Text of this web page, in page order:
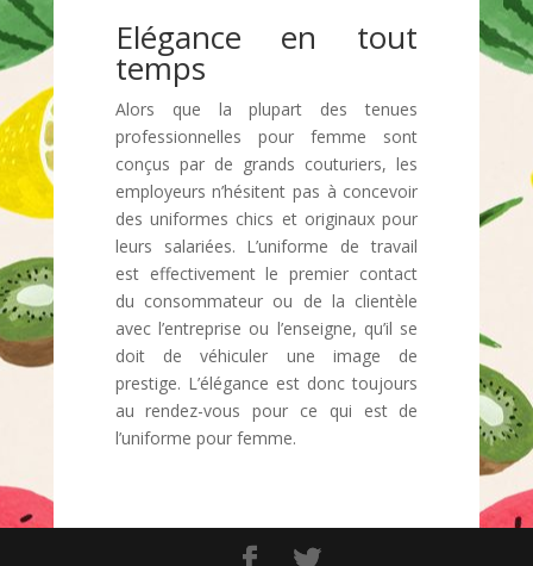
Elégance en tout
temps
Alors que la plupart des tenues
professionnelles pour femme sont
conçus par de grands couturiers, les
employeurs n’hésitent pas à concevoir
des uniformes chics et originaux pour
leurs salariées. L’uniforme de travail
est effectivement le premier contact
du consommateur ou de la clientèle
avec l’entreprise ou l’enseigne, qu’il se
doit de véhiculer une image de
prestige. L’élégance est donc toujours
au rendez-vous pour ce qui est de
l’uniforme pour femme.